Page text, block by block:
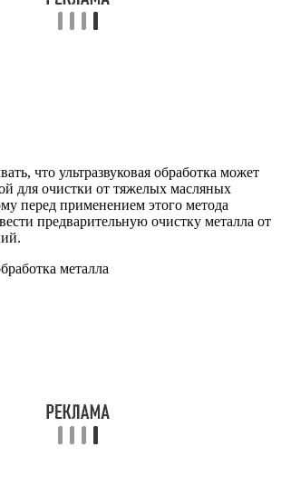
что ультразвуковая обработка может
для очистки от тяжелых масляных
перед применением этого метода
предварительную очистку металла от